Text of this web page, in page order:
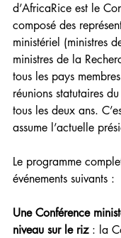
d’AfricaRice est le
composé des
ministériel (ministres
ministres de la
tous les pays
réunions statutaires
tous les deux ans.
assume l’actuelle
Le programme
événements suivants :
Une Conférence
niveau sur le riz : la